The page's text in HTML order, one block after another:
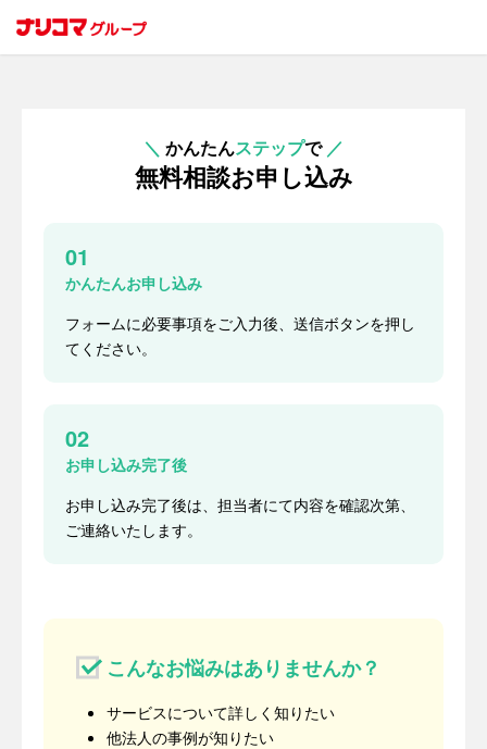
＼ かんたんステップで ／
無料相談お申し込み
01
かんたんお申し込み
フォームに必要事項をご入力後、送信ボタンを押し
てください。
02
お申し込み完了後
お申し込み完了後は、担当者にて内容を確認次第、
ご連絡いたします。
こんなお悩みはありませんか？
サービスについて詳しく知りたい
他法人の事例が知りたい